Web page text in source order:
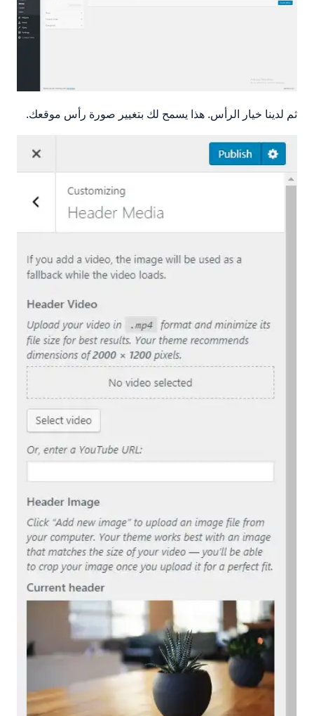
ثم لدينا خيار الرأس. هذا يسمح لك بتغيير صورة رأس موقعك.